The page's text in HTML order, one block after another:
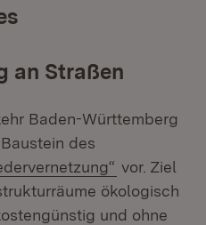
an Straßen
Baden-Württemberg
des
(Öffnet in
vor. Ziel
ökologisch
und ohne